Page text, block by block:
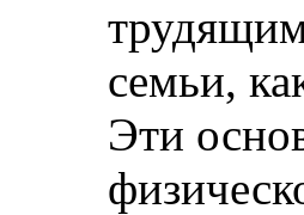
семьи,
Эти